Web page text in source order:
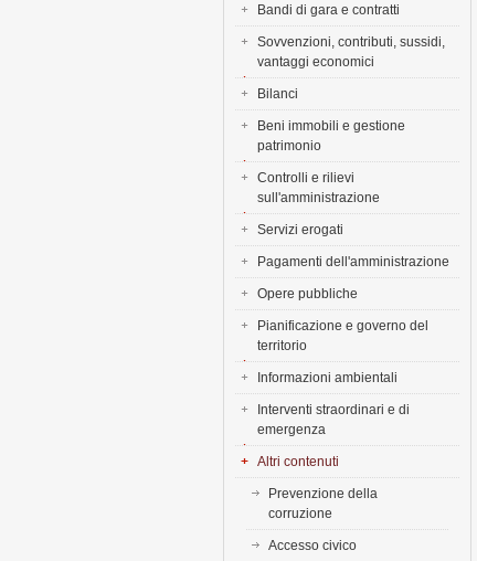
Bandi di gara e contratti
Sovvenzioni, contributi, sussidi,
vantaggi economici
Bilanci
Beni immobili e gestione
patrimonio
Controlli e rilievi
sull'amministrazione
Servizi erogati
Pagamenti dell'amministrazione
Opere pubbliche
Pianificazione e governo del
territorio
Informazioni ambientali
Interventi straordinari e di
emergenza
Altri contenuti
Prevenzione della
corruzione
Accesso civico